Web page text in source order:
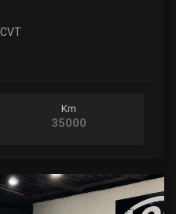
Km
35000